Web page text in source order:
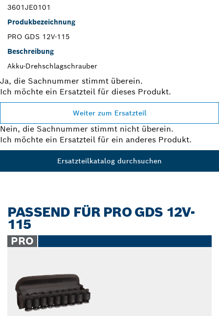
3601JE0101
Produkbezeichnung
PRO GDS 12V-115
Beschreibung
Akku-Drehschlagschrauber
Ja, die Sachnummer stimmt überein.
Ich möchte ein Ersatzteil für dieses Produkt.
Weiter zum Ersatzteil
Nein, die Sachnummer stimmt nicht überein.
Ich möchte ein Ersatzteil für ein anderes Produkt.
Ersatzteilkatalog durchsuchen
PASSEND FÜR PRO GDS 12V-
115
PRO